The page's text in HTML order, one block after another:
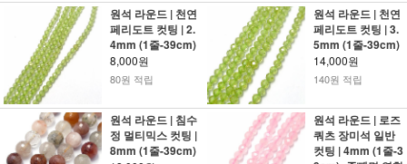
원석 라운드 | 천연
페리도트 컷팅 | 2.
4mm (1줄-39cm)
8,000원
80원 적립
원석 라운드 | 천연
페리도트 컷팅 | 3.
5mm (1줄-39cm)
14,000원
140원 적립
원석 라운드 | 침수
정 멀티믹스 컷팅 |
8mm (1줄-39cm)
원석 라운드 | 로즈
쿼츠 장미석 일반
컷팅 | 4mm (1줄-3